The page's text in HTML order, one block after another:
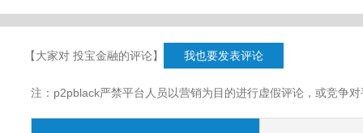
【大家对 投宝金融的评论】 我也要发表评论
注：p2pblack严禁平台人员以营销为目的进行虚假评论，或竞争